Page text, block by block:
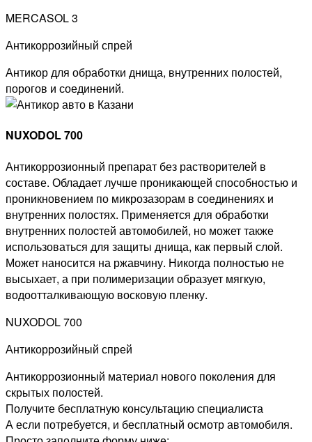
MERCASOL 3
Антикоррозийный спрей
Антикор для обработки днища, внутренних полостей,
порогов и соединений.
NUXODOL 700
Антикоррозионный препарат без растворителей в
составе. Обладает лучше проникающей способностью и
проникновением по микрозазорам в соединениях и
внутренних полостях. Применяется для обработки
внутренних полоcтей автомобилей, но может также
использоваться для защиты днища, как первый слой.
Может наносится на ржавчину. Никогда полностью не
высыхает, а при полимеризации образует мягкую,
водоотталкивающую восковую пленку.
NUXODOL 700
Антикоррозийный спрей
Антикоррозионный материал нового поколения для
скрытых полостей.
Получите бесплатную консультацию специалиста
А если потребуется, и бесплатный осмотр автомобиля.